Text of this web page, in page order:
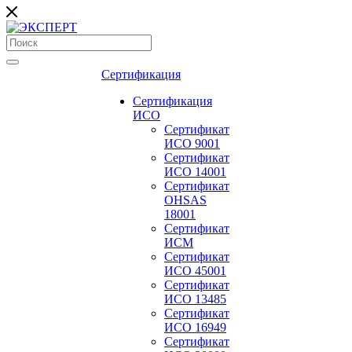
Сертификация
Сертификация
ИСО
Сертификат
ИСО 9001
Сертификат
ИСО 14001
Сертификат
OHSAS
18001
Сертификат
ИСМ
Сертификат
ИСО 45001
Сертификат
ИСО 13485
Сертификат
ИСО 16949
Сертификат